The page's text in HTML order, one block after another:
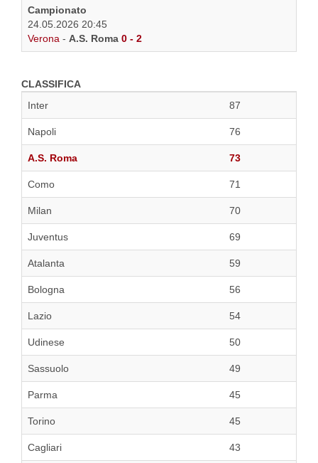
Campionato
24.05.2026 20:45
Verona - A.S. Roma 0 - 2
CLASSIFICA
Inter
87
Napoli 76
A.S. Roma 73
Como 71
Milan 70
Juventus 69
Atalanta 59
Bologna 56
Lazio 54
Udinese 50
Sassuolo 49
Parma 45
Torino 45
Cagliari 43